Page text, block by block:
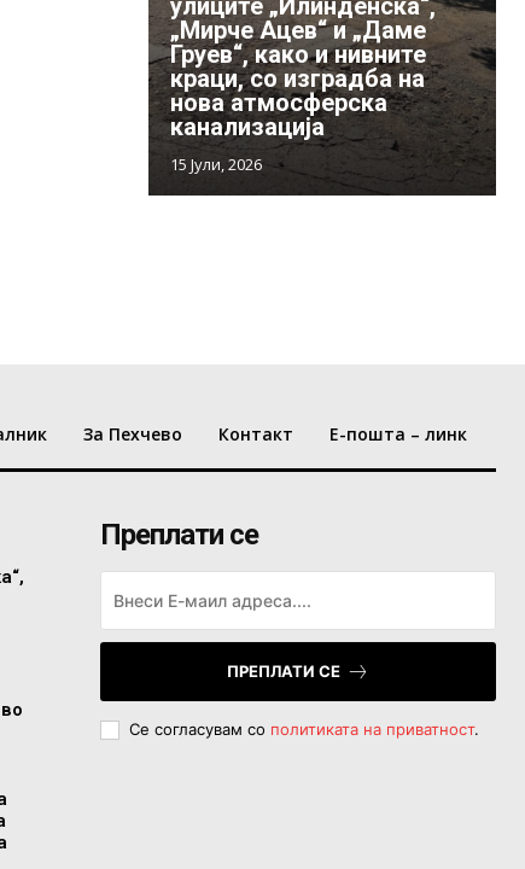
„Мирче Ацев“ и „Даме
Груев“, како и нивните
краци, со изградба на
нова атмосферска
канализација
15 Јули, 2026
За Пехчево Контакт Е-пошта – линк
Преплати се
ПРЕПЛАТИ СЕ
Се согласувам со политиката на приватност.